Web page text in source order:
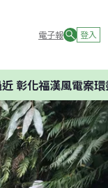
電子報 登入
漢風電案環委建議